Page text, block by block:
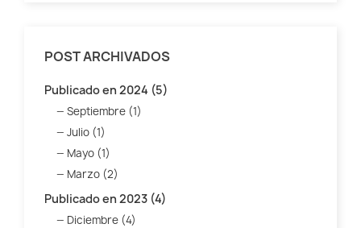
POST ARCHIVADOS
Publicado en 2024 (5)
Septiembre (1)
Julio (1)
Mayo (1)
Marzo (2)
Publicado en 2023 (4)
Diciembre (4)